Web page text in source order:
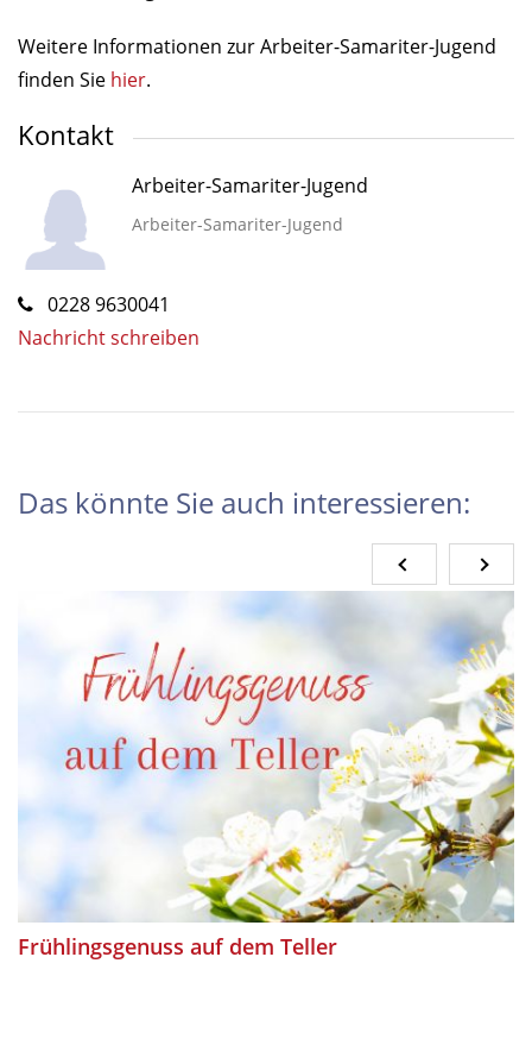
Weitere Informationen zur Arbeiter-Samariter-Jugend
finden Sie hier.
Kontakt
Arbeiter-Samariter-Jugend
Arbeiter-Samariter-Jugend
0228 9630041
Nachricht schreiben
Das könnte Sie auch interessieren:
Frühlingsgenuss auf dem Teller